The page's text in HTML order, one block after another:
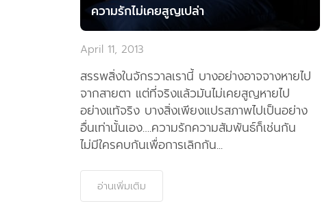
ความรักไม่เคยสูญเปล่า
April 11, 2013
สรรพสิ่งในจักรวาลเรานี้ บางอย่างอาจจางหายไป
จากสายตา แต่ที่จริงแล้วมันไม่เคยสูญหายไป
อย่างแท้จริง บางสิ่งเพียงแปรสภาพไปเป็นอย่าง
อื่นเท่านั้นเอง….ความรักความสัมพันธ์ก็เช่นกัน
ไม่มีใครคบกันเพื่อการเลิกกัน...
อ่านเพิ่มเติม